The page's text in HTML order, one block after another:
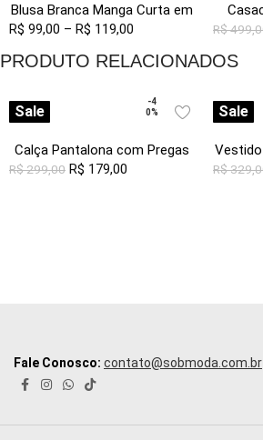
Blusa Branca Manga Curta em
Viscose com Linho Sob
R$ 99,00 – R$ 119,00 R$
PRODUTO RELACIONADOS
Sale
-4
0%
Calça Pantalona com Pregas
Feminina Off White Sob com
R$299,00 R$ 179,00
Sale
R$
Fale Conosco: contato@sobmoda.com.br